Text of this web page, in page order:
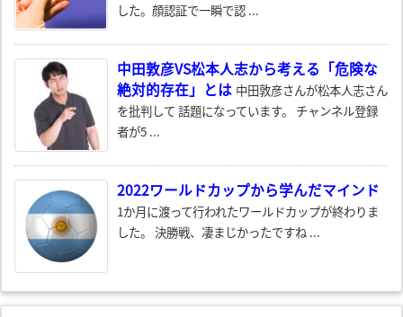
した。顔認証で一瞬で認 ...
中田敦彦VS松本人志から考える「危険な
絶対的存在」とは 中田敦彦さんが松本人志さん
を批判して 話題になっています。 チャンネル登録
者が5 ...
2022ワールドカップから学んだマインド
1か月に渡って行われたワールドカップが終わりま
した。 決勝戦、凄まじかったですね ...